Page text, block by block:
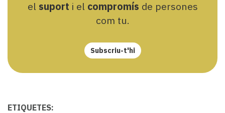
el suport i el compromís de persones
com tu.
Subscriu-t'hi
ETIQUETES: